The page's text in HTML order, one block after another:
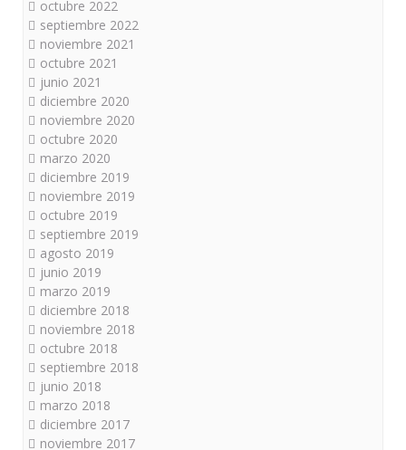
octubre 2022
septiembre 2022
noviembre 2021
octubre 2021
junio 2021
diciembre 2020
noviembre 2020
octubre 2020
marzo 2020
diciembre 2019
noviembre 2019
octubre 2019
septiembre 2019
agosto 2019
junio 2019
marzo 2019
diciembre 2018
noviembre 2018
octubre 2018
septiembre 2018
junio 2018
marzo 2018
diciembre 2017
noviembre 2017